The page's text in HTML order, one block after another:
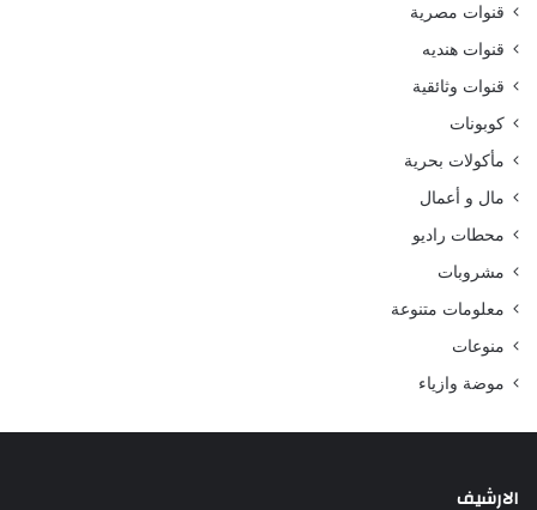
قنوات مصرية
قنوات هنديه
قنوات وثائقية
كوبونات
مأكولات بحرية
مال و أعمال
محطات راديو
مشروبات
معلومات متنوعة
منوعات
موضة وازياء
الارشيف